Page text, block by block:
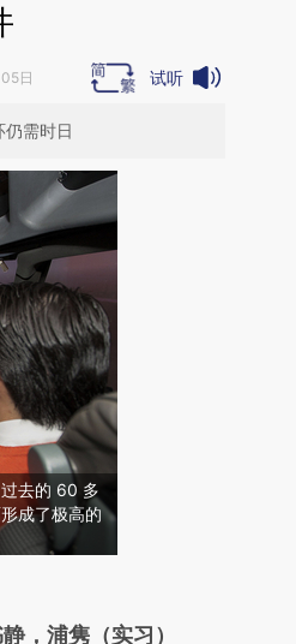
日 试听
需时日
去的 60 多
成了极高的
新文章
，浦隽（实习）